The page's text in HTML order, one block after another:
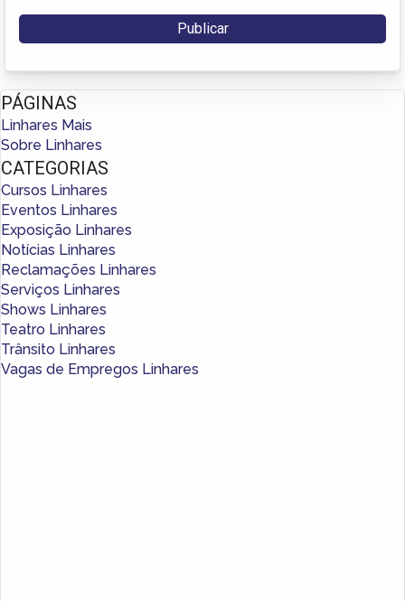
PÁGINAS
Linhares Mais
Sobre Linhares
CATEGORIAS
Cursos Linhares
Eventos Linhares
Exposição Linhares
Notícias Linhares
Reclamações Linhares
Serviços Linhares
Shows Linhares
Teatro Linhares
Trânsito Linhares
Vagas de Empregos Linhares